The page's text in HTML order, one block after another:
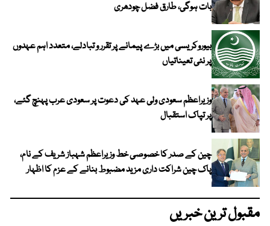
بات ہوگی، طارق فضل چودھری
بیوروکریسی میں بڑے پیمانے پر تقرر و تبادلے، متعدد اہم عہدوں
پر نئی تعیناتیاں
وزیراعظم سعودی ولی عہد کی دعوت پر سعودی عرب پہنچ گئے،
پر تپاک استقبال
چین کے صدر کا خصوصی خط وزیراعظم شہباز شریف کے نام،
پاک چین شراکت داری مزید مضبوط بنانے کے عزم کا اظہار
مقبول ترین خبریں